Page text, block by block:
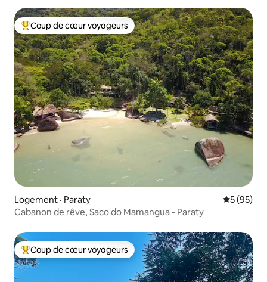
Coup de cœur voyageurs parmi les plus aimés
Coup de cœur voyageurs
Logement · Paraty Note
5 (95)
Cabanon de rêve, Saco do Mamangua - Paraty
Coup de cœur voyageurs parmi les plus aimés
Coup de cœur voyageurs